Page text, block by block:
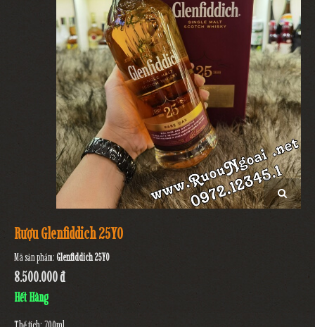
Rượu Glenfiddich 25YO
Mã sản phẩm: Glenfiddich 25YO
8.500.000 đ
Hết Hàng